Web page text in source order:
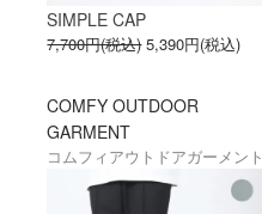
SIMPLE CAP
7,700円(税込) 5,390円(税込)
COMFY OUTDOOR
GARMENT
コムフィアウトドアガーメント